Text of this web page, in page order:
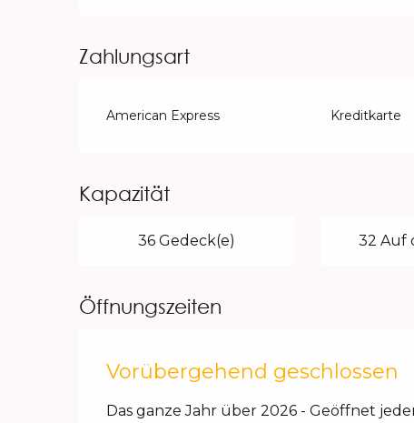
Zahlungsart
American Express Kreditkarte
Kapazität
36 Gedeck(e) 32 Auf
Öffnungszeiten
Vorübergehend geschlossen
Das ganze Jahr über 2026 - Geöffnet